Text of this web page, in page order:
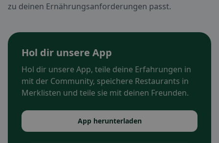
zu deinen Ernährungsanforderungen passt.
Hol dir unsere App
Hol dir unsere App, teile deine Erfahrungen in
mit der Community, speichere Restaurants in
Merklisten und teile sie mit deinen Freunden.
App herunterladen